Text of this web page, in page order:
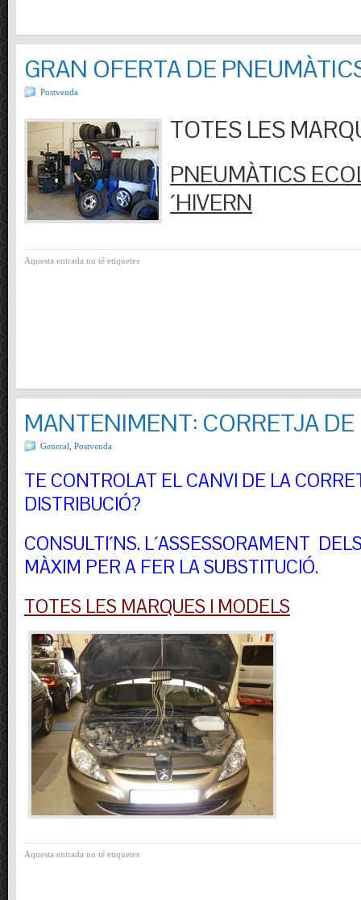
GRAN OFERTA DE
Postvenda
TOTES LES
PNEUMÀTICS
´HIVERN
Aquesta entrada no té etiquetes
MANTENIMENT: CORRETJA
General Postvenda
TE CONTROLAT EL CANVI DE LA
DISTRIBUCIÓ?
CONSULTI´NS. L´ASSESSORAMENT
MÀXIM PER A FER LA SUBSTITUCIÓ.
TOTES LES MARQUES I MODELS
Aquesta entrada no té etiquetes